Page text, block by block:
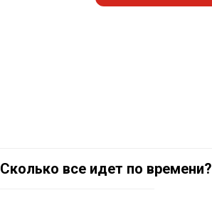
Сколько все идет по времени?